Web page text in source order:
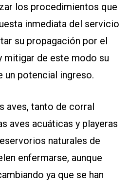
los procedimientos que
inmediata del servicio
su propagación por el
de este modo su
un potencial ingreso.
aves, tanto de corral
aves acuáticas y playeras
naturales de
enfermarse, aunque
ya que se han